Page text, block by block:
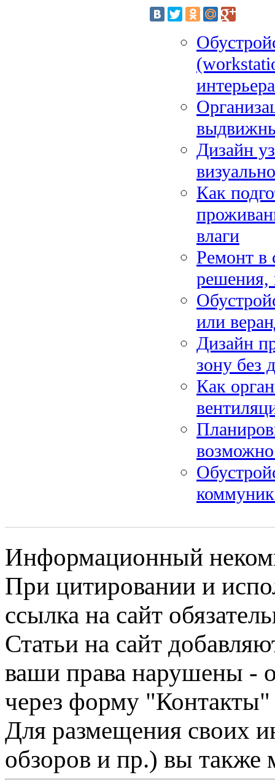
интерьера
Дизайн
Как
влаги
Ремонт в
решения,
или
Дизайн
зону без
Как
Информационный
При цитировании и
ссылка на сайт
Статьи на сайт
ваши права нарушены -
через форму "Контакты"
Для размещения своих
обзоров и пр.) вы также